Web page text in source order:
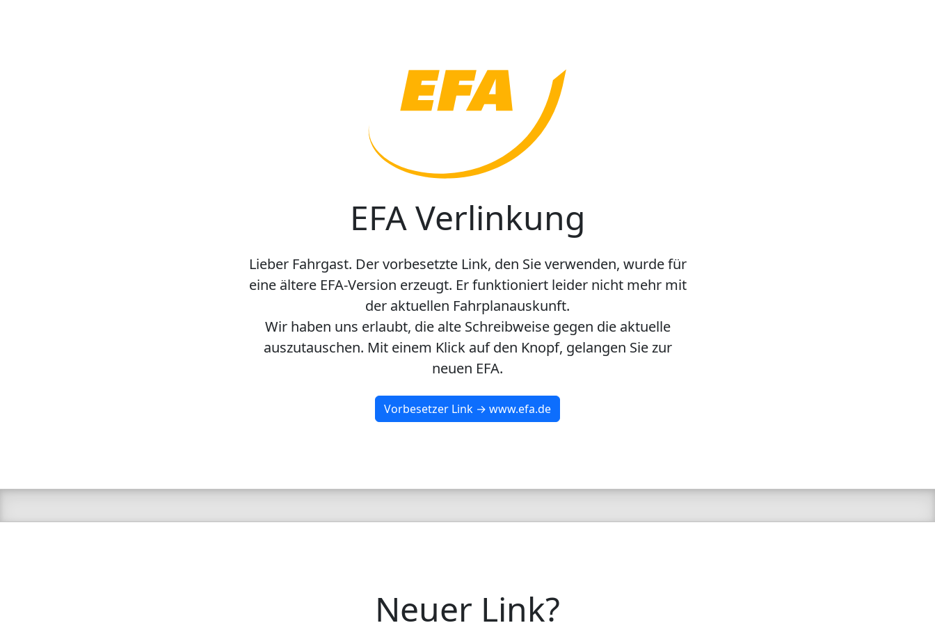
EFA Verlinkung
Lieber Fahrgast. Der vorbesetzte Link, den Sie verwenden, wurde für
eine ältere EFA-Version erzeugt. Er funktioniert leider nicht mehr mit
der aktuellen Fahrplanauskunft.
Wir haben uns erlaubt, die alte Schreibweise gegen die aktuelle
auszutauschen. Mit einem Klick auf den Knopf, gelangen Sie zur
neuen EFA.
Vorbesetzer Link → www.efa.de
Neuer Link?